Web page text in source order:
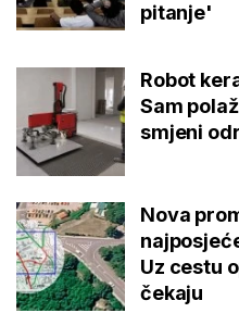
pitanje'
Robot
Sam
smjeni
Nova
Uz cestu
čekaju